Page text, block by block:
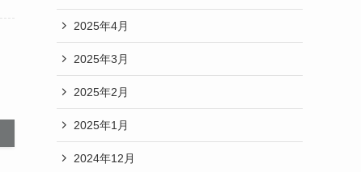
2025年4月
2025年3月
2025年2月
2025年1月
2024年12月